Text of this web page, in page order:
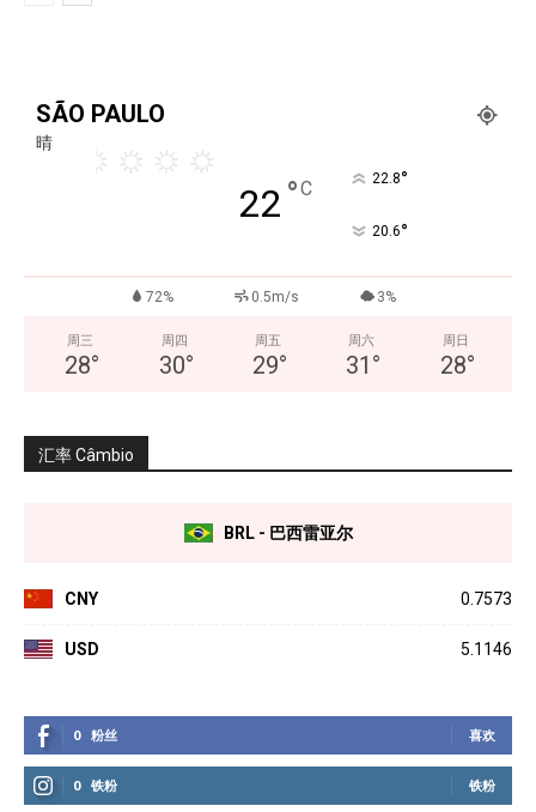
SÃO PAULO
晴
22 °C 22.8°
20.6°
72% 0.5m/s 3%
周三
28°
周四
30°
周五
29°
周六
31 °
周日
28°
汇率 Câmbio
BRL - 巴西雷亚尔
CNY 0.7573
USD 5.1146
0 粉丝 喜欢
0 铁粉 铁粉